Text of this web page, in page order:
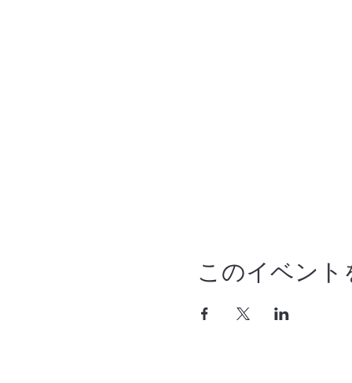
このイベント